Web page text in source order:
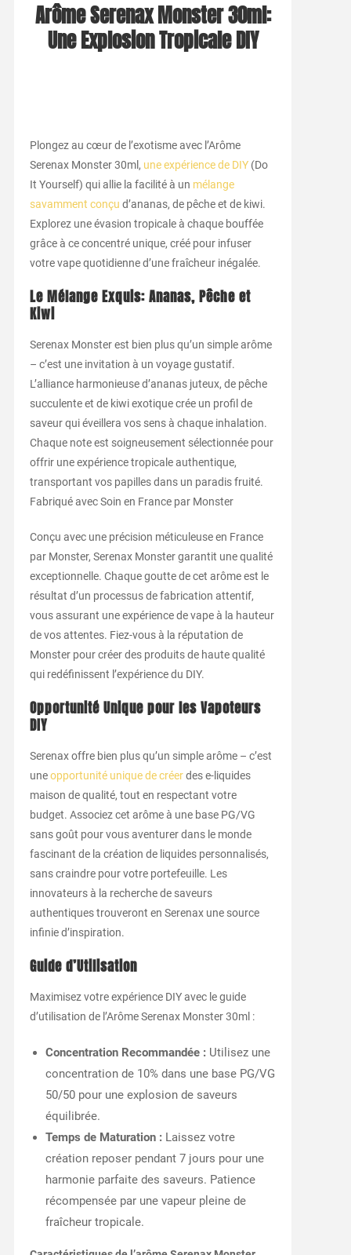
Arôme Serenax Monster 30ml:
Une Explosion Tropicale DIY
Plongez au cœur de l’exotisme avec l’Arôme
Serenax Monster 30ml, une expérience de DIY(Do
It Yourself) qui allie la facilité à un mélange
savamment conçu d’ananas, de pêche et de kiwi.
Explorez une évasion tropicale à chaque bouffée
grâce à ce concentré unique, créé pour infuser
votre vape quotidienne d’une fraîcheur inégalée.
Le Mélange Exquis: Ananas, Pêche et
Kiwi
Serenax Monster est bien plus qu’un simple arôme
– c’est une invitation à un voyage gustatif.
L’alliance harmonieuse d’ananas juteux, de pêche
succulente et de kiwi exotique crée un profil de
saveur qui éveillera vos sens à chaque inhalation.
Chaque note est soigneusement sélectionnée pour
offrir une expérience tropicale authentique,
transportant vos papilles dans un paradis fruité.
Fabriqué avec Soin en France par Monster
Conçu avec une précision méticuleuse en France
par Monster, Serenax Monster garantit une qualité
exceptionnelle. Chaque goutte de cet arôme est le
résultat d’un processus de fabrication attentif,
vous assurant une expérience de vape à la hauteur
de vos attentes. Fiez-vous à la réputation de
Monster pour créer des produits de haute qualité
qui redéfinissent l’expérience du DIY.
Opportunité Unique pour les Vapoteurs
DIY
Serenax offre bien plus qu’un simple arôme – c’est
uneopportunité unique de créerdes e-liquides
maison de qualité, tout en respectant votre
budget. Associez cet arôme à une base PG/VG
sans goût pour vous aventurer dans le monde
fascinant de la création de liquides personnalisés,
sans craindre pour votre portefeuille. Les
innovateurs à la recherche de saveurs
authentiques trouveront en Serenax une source
infinie d’inspiration.
Guide d’Utilisation
Maximisez votre expérience DIY avec le guide
d’utilisation de l’Arôme Serenax Monster 30ml :
Concentration Recommandée :Utilisez une
concentration de 10% dans une base PG/VG
50/50 pour une explosion de saveurs
équilibrée.
Temps de Maturation :Laissez votre
création reposer pendant 7 jours pour une
harmonie parfaite des saveurs. Patience
récompensée par une vapeur pleine de
fraîcheur tropicale.